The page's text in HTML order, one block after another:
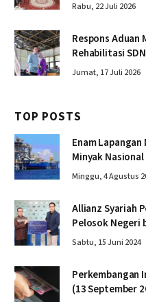
Rabu, 22 Juli 2026
Respons Aduan
Rehabilitasi
Jumat, 17 Juli 2026
TOP POSTS
Enam
Minyak Nasional
Minggu, 4 Agustus
Allianz Syariah
Pelosok Negeri
Sabtu, 15 Juni 2024
Perkembangan
(13 September